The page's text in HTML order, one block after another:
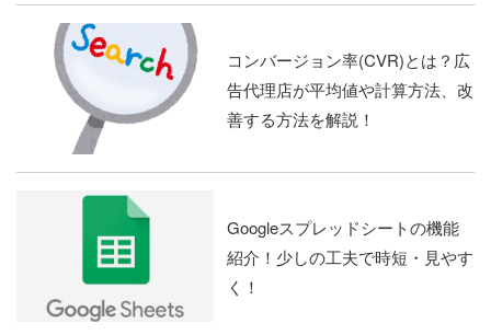
コンバージョン率(CVR)とは？広
告代理店が平均値や計算方法、改
善する方法を解説！
Googleスプレッドシートの機能
紹介！少しの工夫で時短・見やす
く！